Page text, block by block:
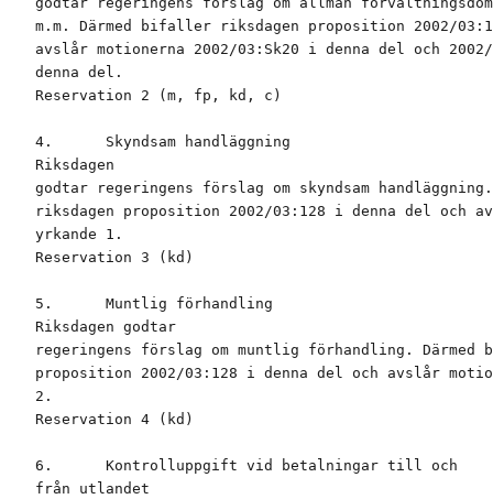
m.m. Därmed bifaller riksdagen proposition 2002/
avslår motionerna 2002/03:Sk20 i denna del och
denna del.
Reservation 2 (m, fp, kd, c)
4.      Skyndsam handläggning
Riksdagen
godtar regeringens förslag om skyndsam
riksdagen proposition 2002/03:128 i denna del och
yrkande 1.
Reservation 3 (kd)
5.      Muntlig förhandling
Riksdagen godtar
regeringens förslag om muntlig förhandling.
proposition 2002/03:128 i denna del och avslår
2.
Reservation 4 (kd)
6.      Kontrolluppgift vid betalningar till och
från utlandet